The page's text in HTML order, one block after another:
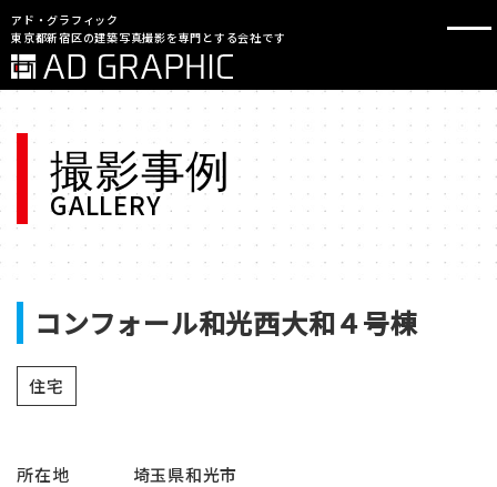
アド・グラフィック
東京都新宿区の建築写真撮影を専門とする会社です
撮影事例
GALLERY
コンフォール和光西大和４号棟
住宅
所在地 埼玉県和光市